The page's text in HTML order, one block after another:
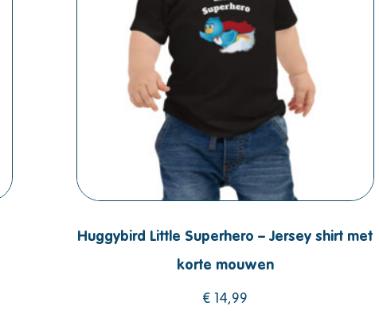
Huggybird Little Superhero – Jersey shirt met
korte mouwen
€ 14,99